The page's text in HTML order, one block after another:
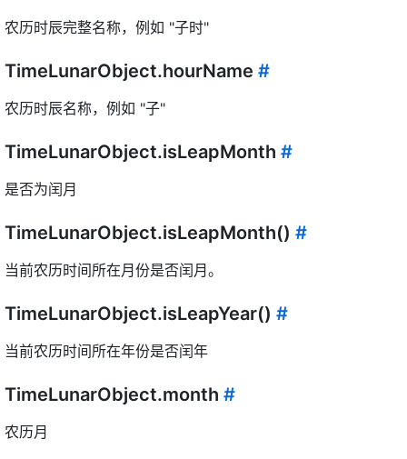
农历时辰完整名称，例如 "子时"
TimeLunarObject.hourName #
农历时辰名称，例如 "子"
TimeLunarObject.isLeapMonth #
是否为闰月
TimeLunarObject.isLeapMonth() #
当前农历时间所在月份是否闰月。
TimeLunarObject.isLeapYear() #
当前农历时间所在年份是否闰年
TimeLunarObject.month #
农历月